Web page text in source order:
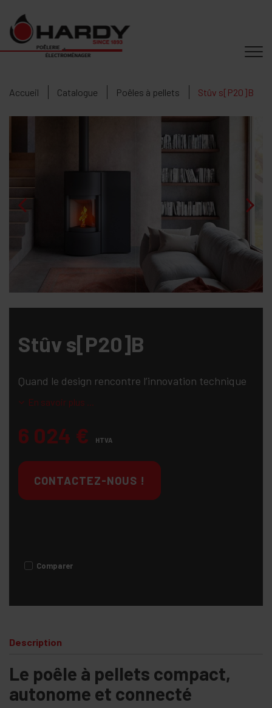
Accueil Catalogue Poêles à pellets Stûv s[P20]B
Stûv s[P20]B
Quand le design rencontre l’innovation technique
En savoir plus ...
6 024 € HTVA
CONTACTEZ-NOUS !
Comparer
Description
Le poêle à pellets compact,
autonome et connecté